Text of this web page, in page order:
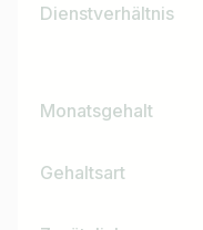
Dienstverhältnis
Monatsgehalt
Gehaltsart